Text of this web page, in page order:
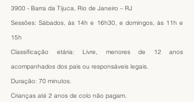
3900 - Barra da Tijuca, Rio de Janeiro – RJ
Sessões: Sábados, às 14h e 16h30, e domingos, às 11h e
15h
Classificação etária: Livre, menores de 12 anos
acompanhados dos pais ou responsáveis legais.
Duração: 70 minutos.
Crianças até 2 anos de colo não pagam.